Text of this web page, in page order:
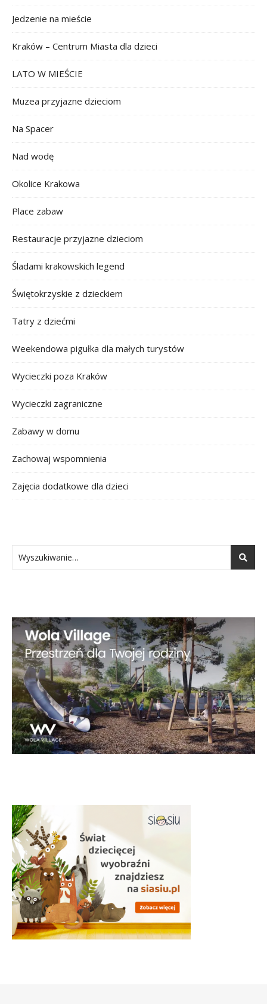
Jedzenie na mieście
Kraków – Centrum Miasta dla dzieci
LATO W MIEŚCIE
Muzea przyjazne dzieciom
Na Spacer
Nad wodę
Okolice Krakowa
Place zabaw
Restauracje przyjazne dzieciom
Śladami krakowskich legend
Świętokrzyskie z dzieckiem
Tatry z dziećmi
Weekendowa pigułka dla małych turystów
Wycieczki poza Kraków
Wycieczki zagraniczne
Zabawy w domu
Zachowaj wspomnienia
Zajęcia dodatkowe dla dzieci